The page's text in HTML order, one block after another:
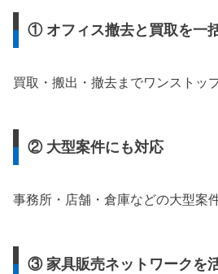
① オフィス撤去と買取を一
買取・搬出・撤去までワンストッ
② 大型案件にも対応
事務所・店舗・倉庫などの大型案
③ 家具販売ネットワークを